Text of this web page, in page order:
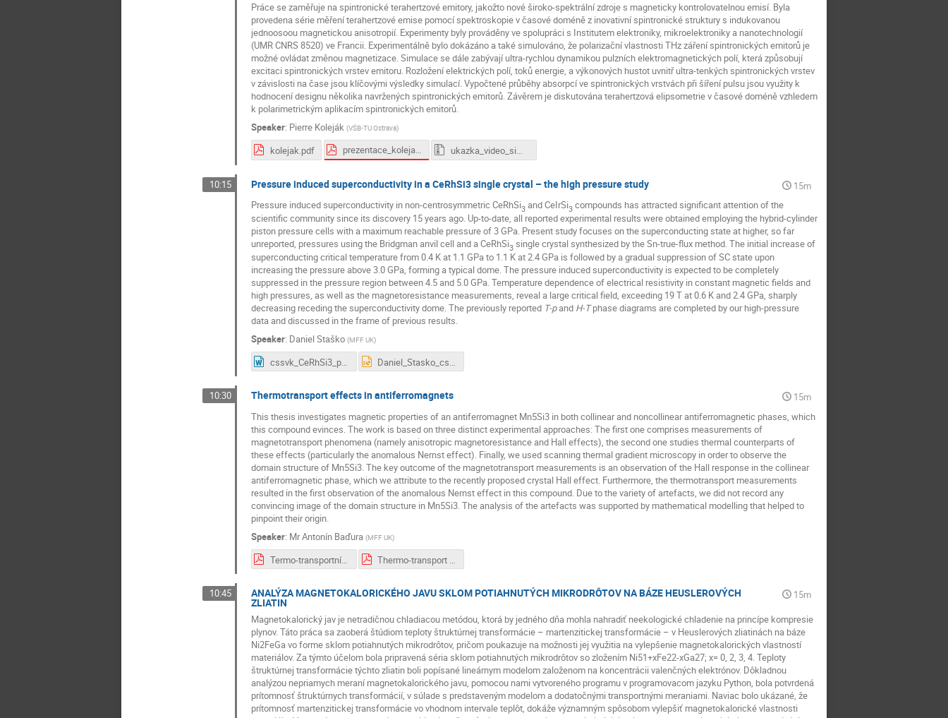
Práce se zaměřuje na spintronické terahertzové emitory, jakožto nové široko-spektrální zdroje s magneticky kontrolovatelnou emisí. Byla
provedena série měření terahertzové emise pomocí spektroskopie v časové doméně z inovativní spintronické struktury s indukovanou
jednoosoou magnetickou anisotropií. Experimenty byly prováděny ve spolupráci s Institutem elektroniky, mikroelektroniky a nanotechnologií
(UMR CNRS 8520) ve Francii. Experimentálně bylo dokázáno a také simulováno, že polarizační vlastnosti THz záření spintronických emitorů je
možné ovládat změnou magnetizace. Simulace se dále zabývají ultra-rychlou dynamikou pulzních elektromagnetických polí, která způsobují
excitaci spintronických vrstev emitoru. Rozložení elektrických polí, toků energie, a výkonových hustot uvnitř ultra-tenkých spintronických vrstev
v závislosti na čase jsou klíčovými výsledky simulací. Vypočtené průběhy absorpcí ve spintronických vrstvách při šíření pulsu jsou využity k
hodnocení designu několika navržených spintronických emitorů. Závěrem je diskutována terahertzová elipsometrie v časové doméně vzhledem
k polarimetrickým aplikacím spintronických emitorů.
Speaker: Pierre Koleják (VŠB-TU Ostrava)
kolejak.pdf prezentace_kolejak.pdf ukazka_video_simulaci.zip
10:15 Pressure induced superconductivity in a CeRhSi3 single crystal – the high pressure study
15m
Pressure induced superconductivity in non-centrosymmetric CeRhSi3and CeIrSi3compounds has attracted significant attention of the
scientific community since its discovery 15 years ago. Up-to-date, all reported experimental results were obtained employing the hybrid-cylinder
piston pressure cells with a maximum reachable pressure of 3 GPa. Present study focuses on the superconducting state at higher, so far
unreported, pressures using the Bridgman anvil cell and a CeRhSi3single crystal synthesized by the Sn-true-flux method. The initial increase of
superconducting critical temperature from 0.4 K at 1.1 GPa to 1.1 K at 2.4 GPa is followed by a gradual suppression of SC state upon
increasing the pressure above 3.0 GPa, forming a typical dome. The pressure induced superconductivity is expected to be completely
suppressed in the pressure region between 4.5 and 5.0 GPa. Temperature dependence of electrical resistivity in constant magnetic fields and
high pressures, as well as the magnetoresistance measurements, reveal a large critical field, exceeding 19 T at 0.6 K and 2.4 GPa, sharply
decreasing receding the superconductivity dome. The previously reported T-pand H-Tphase diagrams are completed by our high-pressure
data and discussed in the frame of previous results.
Speaker: Daniel Staško (MFF UK)
cssvk_CeRhSi3_praca.docx Daniel_Stasko_cssvk_2020.pptx
10:30 Thermotransport effects in antiferromagnets
15m
This thesis investigates magnetic properties of an antiferromagnet Mn5Si3 in both collinear and noncollinear antiferromagnetic phases, which
this compound evinces. The work is based on three distinct experimental approaches: The first one comprises measurements of
magnetotransport phenomena (namely anisotropic magnetoresistance and Hall effects), the second one studies thermal counterparts of
these effects (particularly the anomalous Nernst effect). Finally, we used scanning thermal gradient microscopy in order to observe the
domain structure of Mn5Si3. The key outcome of the magnetotransport measurements is an observation of the Hall response in the collinear
antiferromagnetic phase, which we attribute to the recently proposed crystal Hall effect. Furthermore, the thermotransport measurements
resulted in the first observation of the anomalous Nernst effect in this compound. Due to the variety of artefacts, we did not record any
convincing image of the domain structure in Mn5Si3. The analysis of the artefacts was supported by mathematical modelling that helped to
pinpoint their origin.
Speaker: MrAntonín Baďura (MFF UK)
Termo-transportní jevy v antiferomagnetech.pdf
10:45 ANALÝZA MAGNETOKALORICKÉHO JAVU SKLOM POTIAHNUTÝCH MIKRODRÔTOV NA BÁZE HEUSLEROVÝCH
ZLIATIN
15m
Magnetokalorický jav je netradičnou chladiacou metódou, ktorá by jedného dňa mohla nahradiť neekologické chladenie na princípe kompresie
plynov. Táto práca sa zaoberá štúdiom teploty štruktúrnej transformácie – martenzitickej transformácie – v Heuslerových zliatinách na báze
Ni2FeGa vo forme sklom potiahnutých mikrodrôtov, pričom poukazuje na možnosti jej využitia na vylepšenie magnetokalorických vlastností
materiálov. Za týmto účelom bola pripravená séria sklom potiahnutých mikrodrôtov so zložením Ni51+xFe22-xGa27; x= 0, 2, 3, 4. Teploty
štruktúrnej transformácie týchto zliatin boli popísané lineárnym modelom založenom na koncentrácii valenčných elektrónov. Dôkladnou
analýzou nepriamych meraní magnetokalorického javu, pomocou nami vytvoreného programu v programovacom jazyku Python, bola potvrdená
prítomnosť štruktúrnych transformácií, v súlade s predstaveným modelom a dodatočnými transportnými meraniami. Naviac bolo ukázané, že
prítomnosť martenzitickej transformácie vo vhodnom intervale teplôt, dokáže významným spôsobom vylepšiť magnetokalorické vlastnosti